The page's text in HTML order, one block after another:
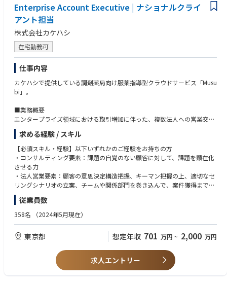
ものの、戦略、業務、IT、人財の面で多くの課題を抱えるお客様がいま
す。そのお客様に対して我々の事業部では「戦略の実行にコミットする」
をモットーに、①変革のデザイン、②変革の具体化・実行、③変革のマネ
ジメントを価値として提供しています。
これらの価値を提供し実現していくために最も重要な要素は「人」です。
我々が素晴らしいチームを作っていくためには、想いを持った優秀な人財
が欠かせません。我々が目指す世界観に共感していただける方と仲間にな
り、チームとしての価値を最大化していきたいと考えています。同時に、
個人としてのキャリア実現も我々は大切にしています。一人一人のキャリ
ア観や価値観を確認しながら、一人一人がキャリアを実現しながら活き活
きと働ける活躍の環境を提供していきます。我々の会社には「手を挙げる
と機会が生まれる」というカルチャーが根付いており、様々なチャレンジ
が可能な環境となっています。
加えて、東京、東海、西日本の3つのエリアでサービス提供していること
も事業部の特徴です。社会課題化する日本のサステナビリティの解決を本
逆風が吹く中でも、我々の会社のミッションに繋がる「人や地域が持って
いる可能性を信じ」、地域創生に貢献する、地域で裁量を持って働くこと
で個人の成長に寄与する、ということを実現していきたいと考えていま
す。
地域を活性化するためには、民間企業だけではなく自治体や教育機関との
共創が必要となりますので、我々の事業を通じて我々がハブとなって産・
官・学の連携を推進しています。
※部門活動
部門メンバの実現したい事（活動）を組織活動に取り込み積極的に支援
・ダイバーシティ推進活動
・地域NPO法人支援活動
・地域ITコミュニティ参加による地域創生活動
・大学連携による新サービス研究
元BIG4シニアマネージャー：AIをやりたい、デロイトで新しいテクノロジ
ー領域メタバースもやっていた、
元大手外資総合系コンサルファーム若手：コンサルのPOCどまりが多く、
最後までプロダクトを提供していきたい
インタビュー記事：https://note.com/gen_ax/n/nd30155c9a953
【ABOUT US】https://www.gen-ax.co.jp/aboutus/
自立に自律を融合し、次の“流れ”を生成する ー
Gen-AX（ジェナックス）は、コンタクトセンターの複雑な実務と課題を深
く理解し、自律型AIオペレーターを起点に顧客の課題を解決する変革者集
団です。
単なるSaaS提供ベンダーとしてではなく各領域において、実装で価値を出
し切るプロフェッショナルが、AI時代に適合したBPR戦略やロードマップ
の策定、データモデルの設計までを一気通貫で支援します。
さらにソフトバンクのグループの事業フィールドと技術アセットも活用
し、理論ではなく「現場で価値を生み出すAI」を広く社会へ展開すること
で、すべてのカスタマーサービスのあり方を”革新”します。
■Gen-AX株式会社 カンパニーデック
https://speakerdeck.com/genax/gen-ax-gen-axzhu-shi-hui-she-kanpanid
etuku
■自律思考型AIで業務改革を支援する「Gen-AX」とは。砂金CEOインタビ
ュー
https://www.softbank.jp/sbnews/entry/20250122_01
■自律思考型 AIエージェントを目指した戦略立案から コンサルティングま
Enterprise Account Executive | ナショナルクライ
アント担当
株式会社カケハシ
在宅勤務可
仕事内容
カケハシで提供している調剤薬局向け服薬指導型クラウドサービス「Musu
bi」。
■業務概要
エンタープライズ領域における取引増加に伴った、複数法人への営業交
渉、ナーチャリング掘り起こし、リード開拓を行う業務となります。大手
法人の課題や意思決定構造を把握の上、導入プロジェクトを見据えながら
各種条件の交渉を行い、成約まで担当いただきます。社内外ともに関係者
も多く、複数関係者との調整能力や柔軟なコミュニケーション能力、およ
び交渉力が求められる業務です。
■具体的な業務
・トップ層/現場のチャネルを使った実態把握とアカウントプランの作成
・顧客へのヒヤリングを通じた最適な提案と条件交渉
・導入プロジェクトへのスムーズなハンドオーバー
■配属チームについて
lesチーム(10名弱)へ配属を予定しています。
チームメンバーの経歴は、大手ITコンサルタントや大手総合商社出身者、
求める経験 / スキル
【必須スキル・経験】以下いずれかのご経験をお持ちの方
・コンサルティング要素：課題の自覚のない顧客に対して、課題を顕在化
させる力
・法人営業要素：顧客の意思決定構造把握、キーマン把握の上、適切なセ
リングシナリオの立案、チームや関係部門を巻き込んで、案件獲得までが
できる力。既存だけでなく新規営業経験は必須。
・セールスマネジメント：パイプラインの把握から、適切なリード開拓か
ら商談プロセスまでのアクションプランを設計できる力
プラクティスの標準化などが立案遂行できる力
【歓迎スキル・経験】
・Vertical SaaS事業における大型案件営業の経験
・業務系アプリケーション領域の営業経験
従業員数
358名 （2024年5月現在）
東京都 想定年収 701 万円 ~ 2,000 万円
求人エントリー